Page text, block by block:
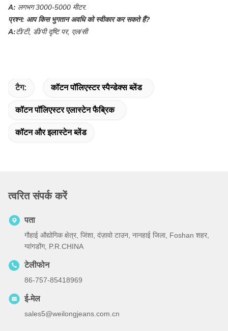
A: लगभग 3000-5000 मीटर.
प्रश्न: आप किस भुगतान अवधि को स्वीकार कर सकते हैं?
A:टी/टी, डी/पी दृष्टि पर, एल/सी
टैग: कॉटन पॉलिएस्टर स्पैन्डेक्स ब्लेंड
कॉटन पॉलिएस्टर एलास्टेन फैब्रिक
कॉटन और इलास्टेन ब्लेंड
त्वरित संपर्क करें
पता
गौहाई औद्योगिक क्षेत्र, जिंशा, दंज़ावो टाउन, नानहाई जिला, Foshan शहर,
ग्वांगडोंग, P.R.CHINA
टेलीफोन
86-757-85418969
ई-मेल
sales5@weilongjeans.com.cn